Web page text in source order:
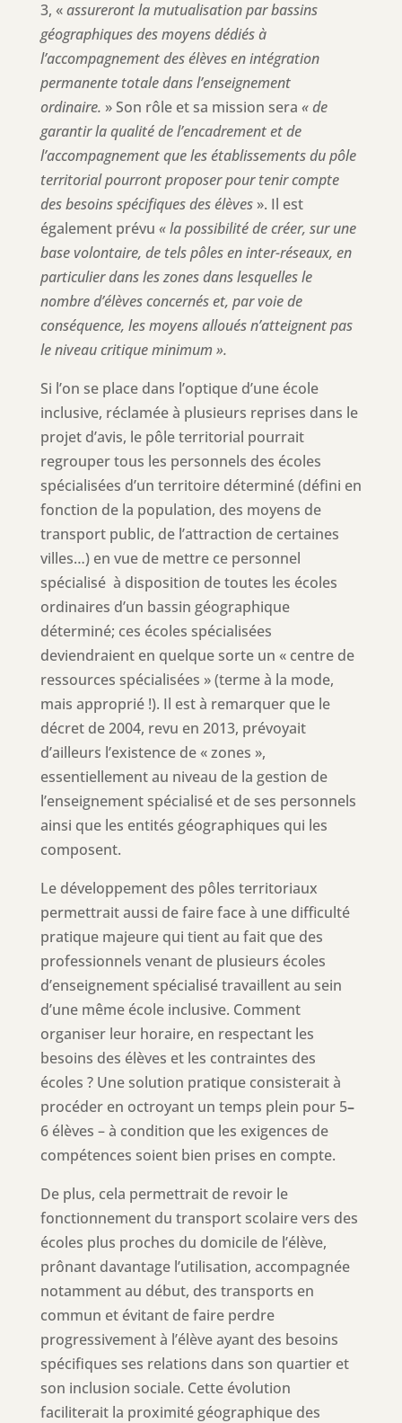
3, «assureront la mutualisation par bassins
géographiques des moyens dédiés à
l’accompagnement des élèves en intégration
permanente totale dans l’enseignement
ordinaire. » Son rôle et sa mission sera « de
garantir la qualité de l’encadrement et de
l’accompagnement que les établissements du pôle
territorial pourront proposer pour tenir compte
des besoins spécifiques des élèves». Il est
également prévu « la possibilité de créer, sur une
base volontaire, de tels pôles en inter-réseaux, en
particulier dans les zones dans lesquelles le
nombre d’élèves concernés et, par voie de
conséquence, les moyens alloués n’atteignent pas
le niveau critique minimum ».
Si l’on se place dans l’optique d’une école
inclusive, réclamée à plusieurs reprises dans le
projet d’avis, le pôle territorial pourrait
regrouper tous les personnels des écoles
spécialisées d’un territoire déterminé (défini en
fonction de la population, des moyens de
transport public, de l’attraction de certaines
villes…) en vue de mettre ce personnel
spécialisé à disposition de toutes les écoles
ordinaires d’un bassin géographique
déterminé; ces écoles spécialisées
deviendraient en quelque sorte un « centre de
ressources spécialisées » (terme à la mode,
mais approprié !). Il est à remarquer que le
décret de 2004, revu en 2013, prévoyait
d’ailleurs l’existence de « zones »,
essentiellement au niveau de la gestion de
l’enseignement spécialisé et de ses personnels
ainsi que les entités géographiques qui les
composent.
Le développement des pôles territoriaux
permettrait aussi de faire face à une difficulté
pratique majeure qui tient au fait que des
professionnels venant de plusieurs écoles
d’enseignement spécialisé travaillent au sein
d’une même école inclusive. Comment
organiser leur horaire, en respectant les
besoins des élèves et les contraintes des
écoles ? Une solution pratique consisterait à
procéder en octroyant un temps plein pour 5–
6 élèves – à condition que les exigences de
compétences soient bien prises en compte.
De plus, cela permettrait de revoir le
fonctionnement du transport scolaire vers des
écoles plus proches du domicile de l’élève,
prônant davantage l’utilisation, accompagnée
notamment au début, des transports en
commun et évitant de faire perdre
progressivement à l’élève ayant des besoins
spécifiques ses relations dans son quartier et
son inclusion sociale. Cette évolution
faciliterait la proximité géographique des